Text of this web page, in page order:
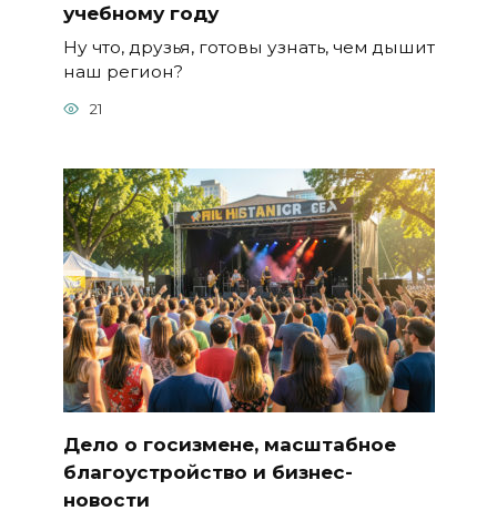
учебному году
Ну что, друзья, готовы узнать, чем дышит
наш регион?
21
Дело о госизмене, масштабное
благоустройство и бизнес-
новости